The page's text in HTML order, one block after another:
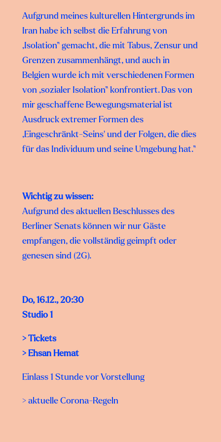
Aufgrund meines kulturellen Hintergrunds im
Iran habe ich selbst die Erfahrung von
„Isolation“ gemacht, die mit Tabus, Zensur und
Grenzen zusammenhängt, und auch in
Belgien wurde ich mit verschiedenen Formen
von „sozialer Isolation“ konfrontiert. Das von
mir geschaffene Bewegungsmaterial ist
Ausdruck extremer Formen des
‚Eingeschränkt-Seins‘ und der Folgen, die dies
für das Individuum und seine Umgebung hat.“
Wichtig zu wissen:
Aufgrund des aktuellen Beschlusses des
Berliner Senats können wir nur Gäste
empfangen, die vollständig geimpft oder
genesen sind (2G).
Do, 16.12., 20:30
Studio 1
> Tickets
> Ehsan Hemat
Einlass 1 Stunde vor Vorstellung
> aktuelle Corona-Regeln